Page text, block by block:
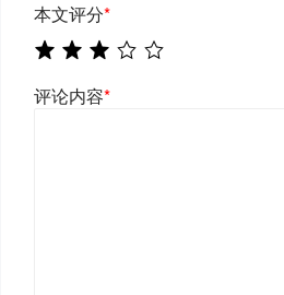
本文评分*
评论内容*